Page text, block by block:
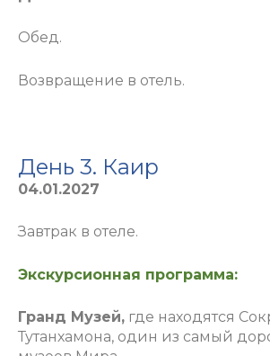
Обед.
Возвращение в отель.
День 3. Каир
04.01.2027
Завтрак в отеле.
Экскурсионная программа:
Гранд Музей, где находятся
Тутанхамона, один из самый